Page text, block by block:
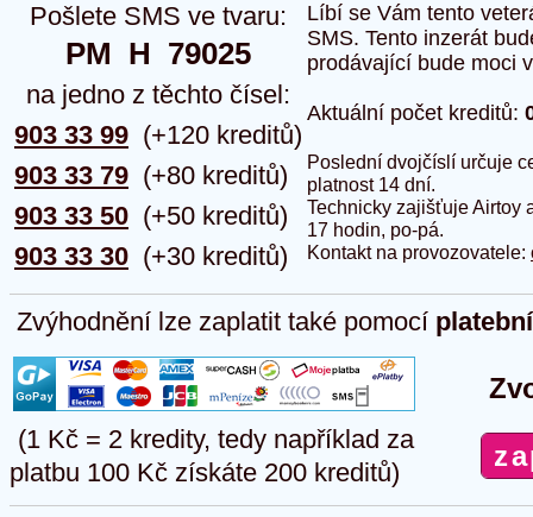
Pošlete SMS ve tvaru:
PM  H  79025
na jedno z těchto čísel:
903 33 99
903 33 79
903 33 50
903 33 30
(+120 kreditů)
(+80 kreditů)
(+50 kreditů)
(+30 kreditů)
Líbí se Vám tento
SMS. Tento inzerát
prodávající bude moci
Aktuální počet kreditů:
Poslední dvojčíslí určuje
platnost 14 dní.
Technicky zajišťuje Airtoy
17 hodin, po-pá.
Kontakt na provozovatele:
Zvýhodnění lze zaplatit také pomocí
(1 Kč = 2 kredity, tedy například za
platbu 100 Kč získáte 200 kreditů)